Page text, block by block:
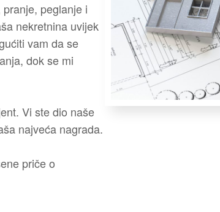
peglanje i
nekretnina uvijek
vam da se
dok se mi
Vi ste dio naše
najveća nagrada.
priče o